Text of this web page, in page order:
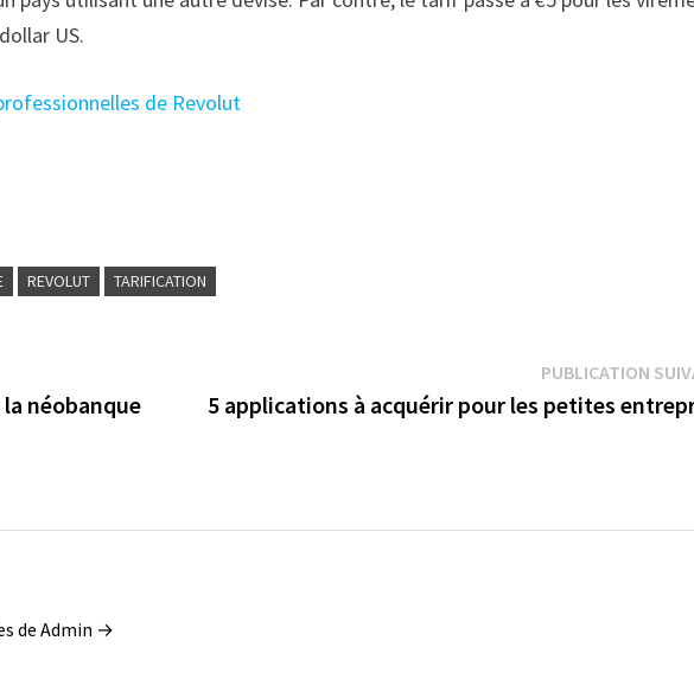
US.
de Revolut
REVOLUT TARIFICATION
néobanque
PUBLICATION
5 applications à acquérir pour les petites
de Admin →